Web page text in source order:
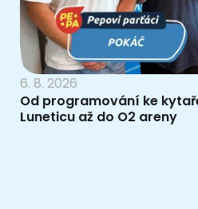
6. 8. 2026
Od programování ke
Luneticu až do O2 areny